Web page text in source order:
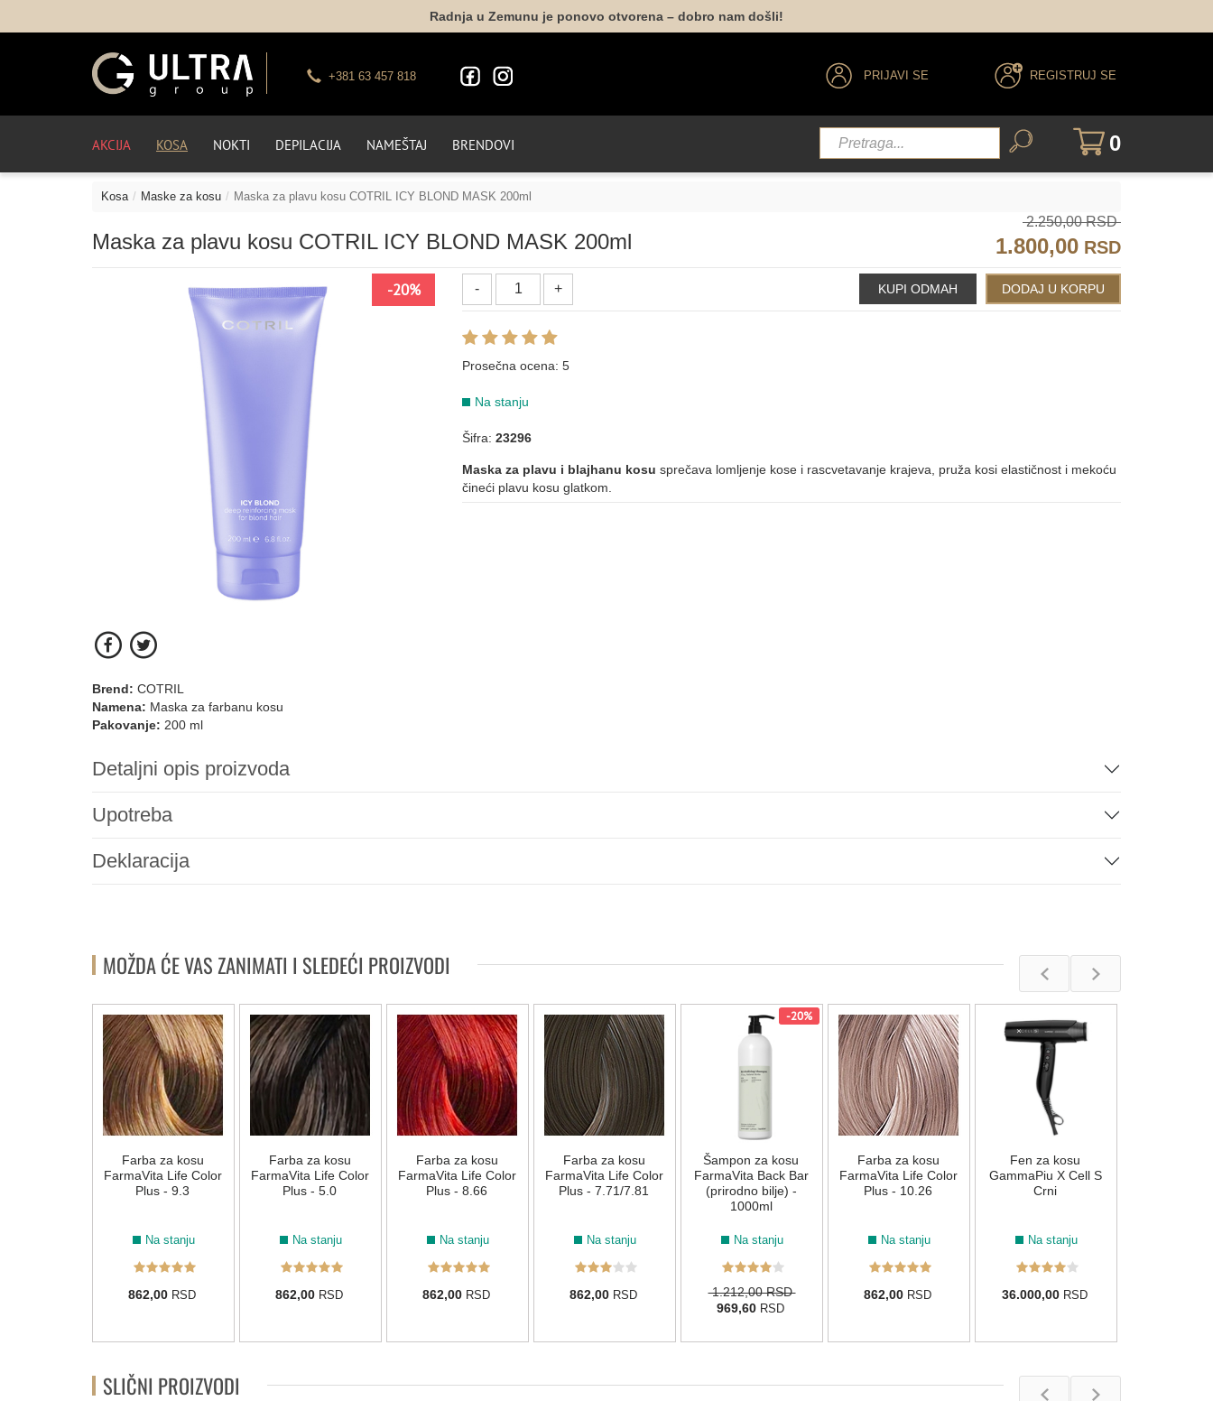
Radnja u Zemunu je ponovo otvorena – dobro nam došli!
+381 63 457 818 PRIJAVI SE REGISTRUJ SE
AKCIJA KOSA NOKTI DEPILACIJA NAMEŠTAJ BRENDOVI 0
Kosa Maske za kosu Maska za plavu kosu COTRIL ICY BLOND MASK 200ml
Maska za plavu kosu COTRIL ICY BLOND MASK 200ml
2.250,00 RSD
1.800,00 RSD
NOVO
-20%
Prosečna ocena:5
Na stanju
Šifra:23296
Maska za plavu i blajhanu kosu sprečava lomljenje kose i rascvetavanje krajeva, pruža kosi elastičnost i mekoću
čineći plavu kosu glatkom.
Brend: COTRIL
Namena: Maska za farbanu kosu
Pakovanje: 200 ml
Detaljni opis proizvoda
Upotreba
Deklaracija
MOŽDA ĆE VAS ZANIMATI I SLEDEĆI PROIZVODI
Farba za kosu
FarmaVita Life Color
Plus - 9.3
Na stanju
862,00 RSD
Farba za kosu
FarmaVita Life Color
Plus - 5.0
Na stanju
862,00 RSD
Farba za kosu
FarmaVita Life Color
Plus - 8.66
Na stanju
862,00 RSD
Farba za kosu
FarmaVita Life Color
Plus - 7.71/7.81
Na stanju
862,00 RSD
-20%
Šampon za kosu
FarmaVita Back Bar
(prirodno bilje) -
1000ml
Na stanju
1.212,00 RSD
969,60 RSD
Farba za kosu
FarmaVita Life Color
Plus - 10.26
Na stanju
862,00 RSD
Fen za kosu
GammaPiu X Cell S
Crni
Na stanju
36.000,00 RSD
SLIČNI PROIZVODI